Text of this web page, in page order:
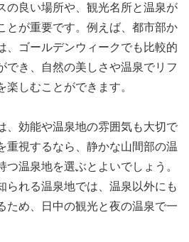
の良い場所や、観光名所と温泉が
とが重要です。例えば、都市部か
、ゴールデンウィークでも比較的
でき、自然の美しさや温泉でリフ
楽しむことができます。
、効能や温泉地の雰囲気も大切で
重視するなら、静かな山間部の温
つ温泉地を選ぶとよいでしょう。
られる温泉地では、温泉以外にも
ため、日中の観光と夜の温泉で一